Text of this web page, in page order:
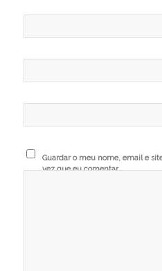
Guardar o meu nome, email e
vez que eu comentar.